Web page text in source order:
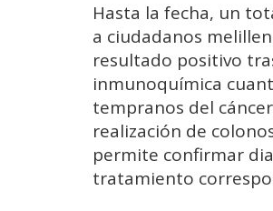
Hasta la fecha, un
a ciudadanos
resultado positivo
inmunoquímica
tempranos del
realización de
permite confirmar
tratamiento